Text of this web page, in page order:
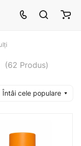
(62 Produs)
Întâi cele populare